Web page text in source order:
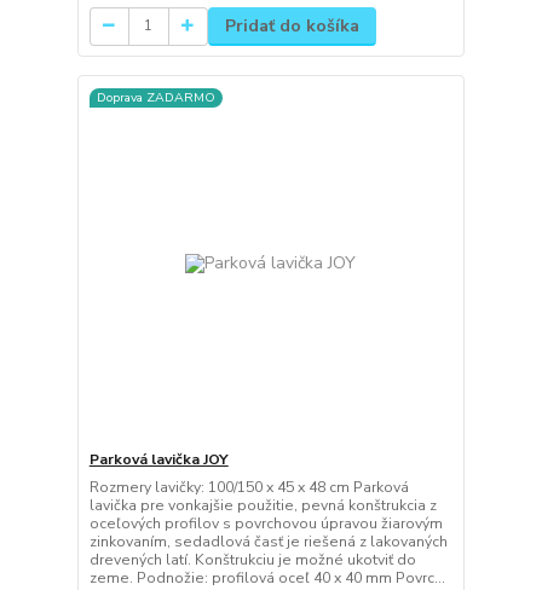
Pridať do košíka
Doprava ZADARMO
Parková lavička JOY
Rozmery lavičky: 100/150 x 45 x 48 cm Parková
lavička pre vonkajšie použitie, pevná konštrukcia z
oceľových profilov s povrchovou úpravou žiarovým
zinkovaním, sedadlová časť je riešená z lakovaných
drevených latí. Konštrukciu je možné ukotviť do
zeme. Podnožie: profilová oceľ 40 x 40 mm Povrc...